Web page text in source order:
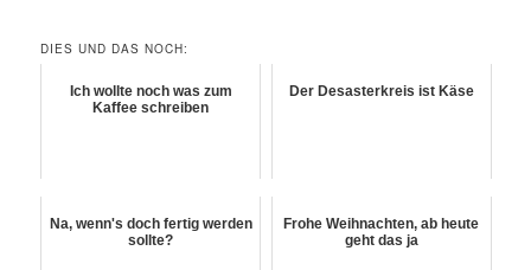
DIES UND DAS NOCH:
Ich wollte noch was zum
Kaffee schreiben
Der Desasterkreis ist Käse
Na, wenn's doch fertig werden
sollte?
Frohe Weihnachten, ab heute
geht das ja